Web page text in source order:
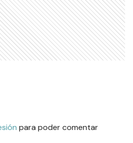
para poder comentar